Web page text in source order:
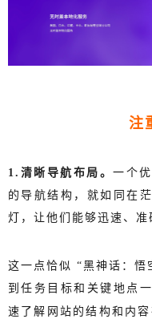
注重
1.清晰导航布局。一个
的导航结构，就如同在
灯，让他们能够迅速、准
这一点恰似 “黑神话：悟
到任务目标和关键地点
速了解网站的结构和内